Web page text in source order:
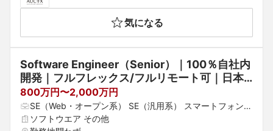
気になる
Software Engineer（Senior）｜100％自社内
開発｜フルフレックス/フルリモート可｜日本
を代表する大企業の先端プロジェクトも手掛け
る“少数精鋭”のシステム開発企業
800万円〜2,000万円
SE（Web・オープン系） SE（汎用系） スマートフォンア
プリエンジニア
ソフトウエア その他